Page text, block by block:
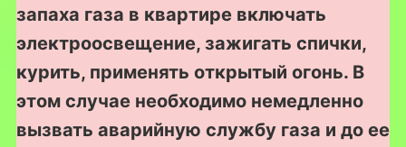
запаха газа в квартире включать
электроосвещение, зажигать спички,
курить, применять открытый огонь. В
этом случае необходимо немедленно
вызвать аварийную службу газа и до ее